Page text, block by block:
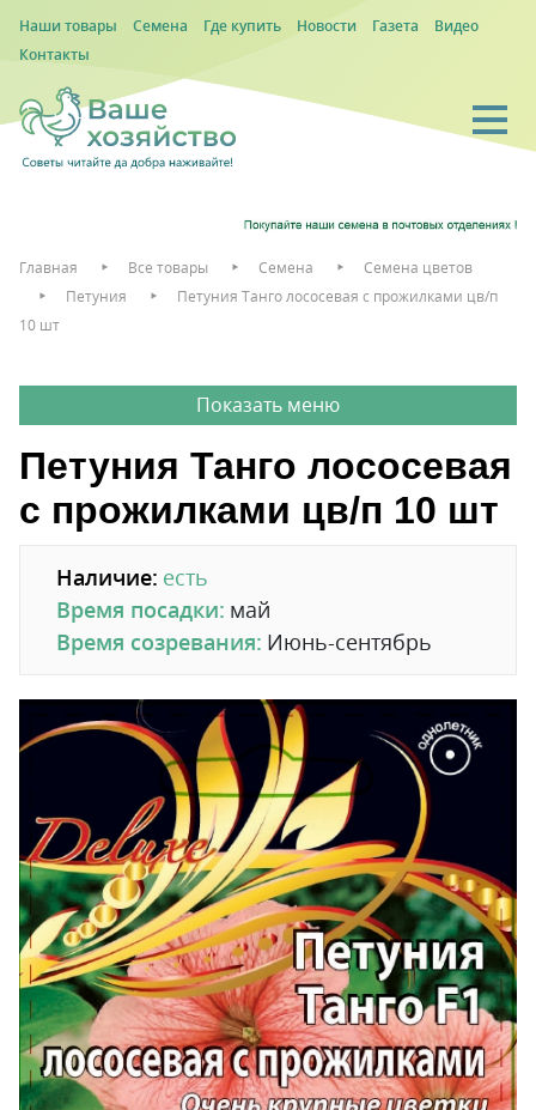
Наши товары Семена Где купить Новости Газета
Видео
Контакты
Главная Все товары Семена
Семена цветов
Петуния
Петуния Танго лососевая с прожилками цв/п
10 шт
Петуния Танго лососевая
с прожилками цв/п 10 шт
Наличие: есть
Время посадки: май
Время созревания: Июнь-сентябрь